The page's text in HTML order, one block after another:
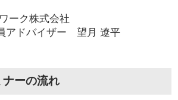
ーク株式会社
アドバイザー 望月 遼平
ーの流れ